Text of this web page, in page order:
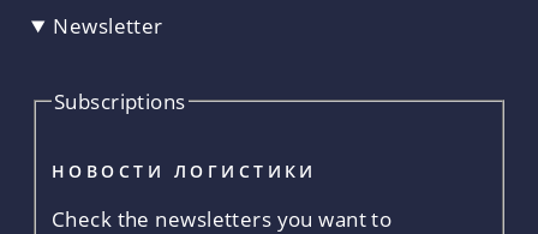
Newsletter
Subscriptions
НОВОСТИ ЛОГИСТИКИ
Check the newsletters you want to